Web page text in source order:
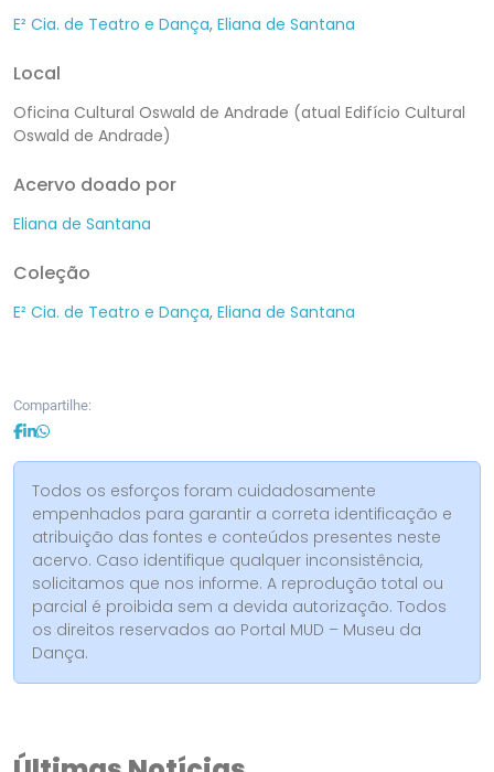
E² Cia. de Teatro e Dança, Eliana de Santana
Local
Oficina Cultural Oswald de Andrade (atual Edifício Cultural
Oswald de Andrade)
Acervo doado por
Eliana de Santana
Coleção
E² Cia. de Teatro e Dança, Eliana de Santana
Compartilhe:
Todos os esforços foram cuidadosamente
empenhados para garantir a correta identificação e
atribuição das fontes e conteúdos presentes neste
acervo. Caso identifique qualquer inconsistência,
solicitamos que nos informe. A reprodução total ou
parcial é proibida sem a devida autorização. Todos
os direitos reservados ao Portal MUD – Museu da
Dança.